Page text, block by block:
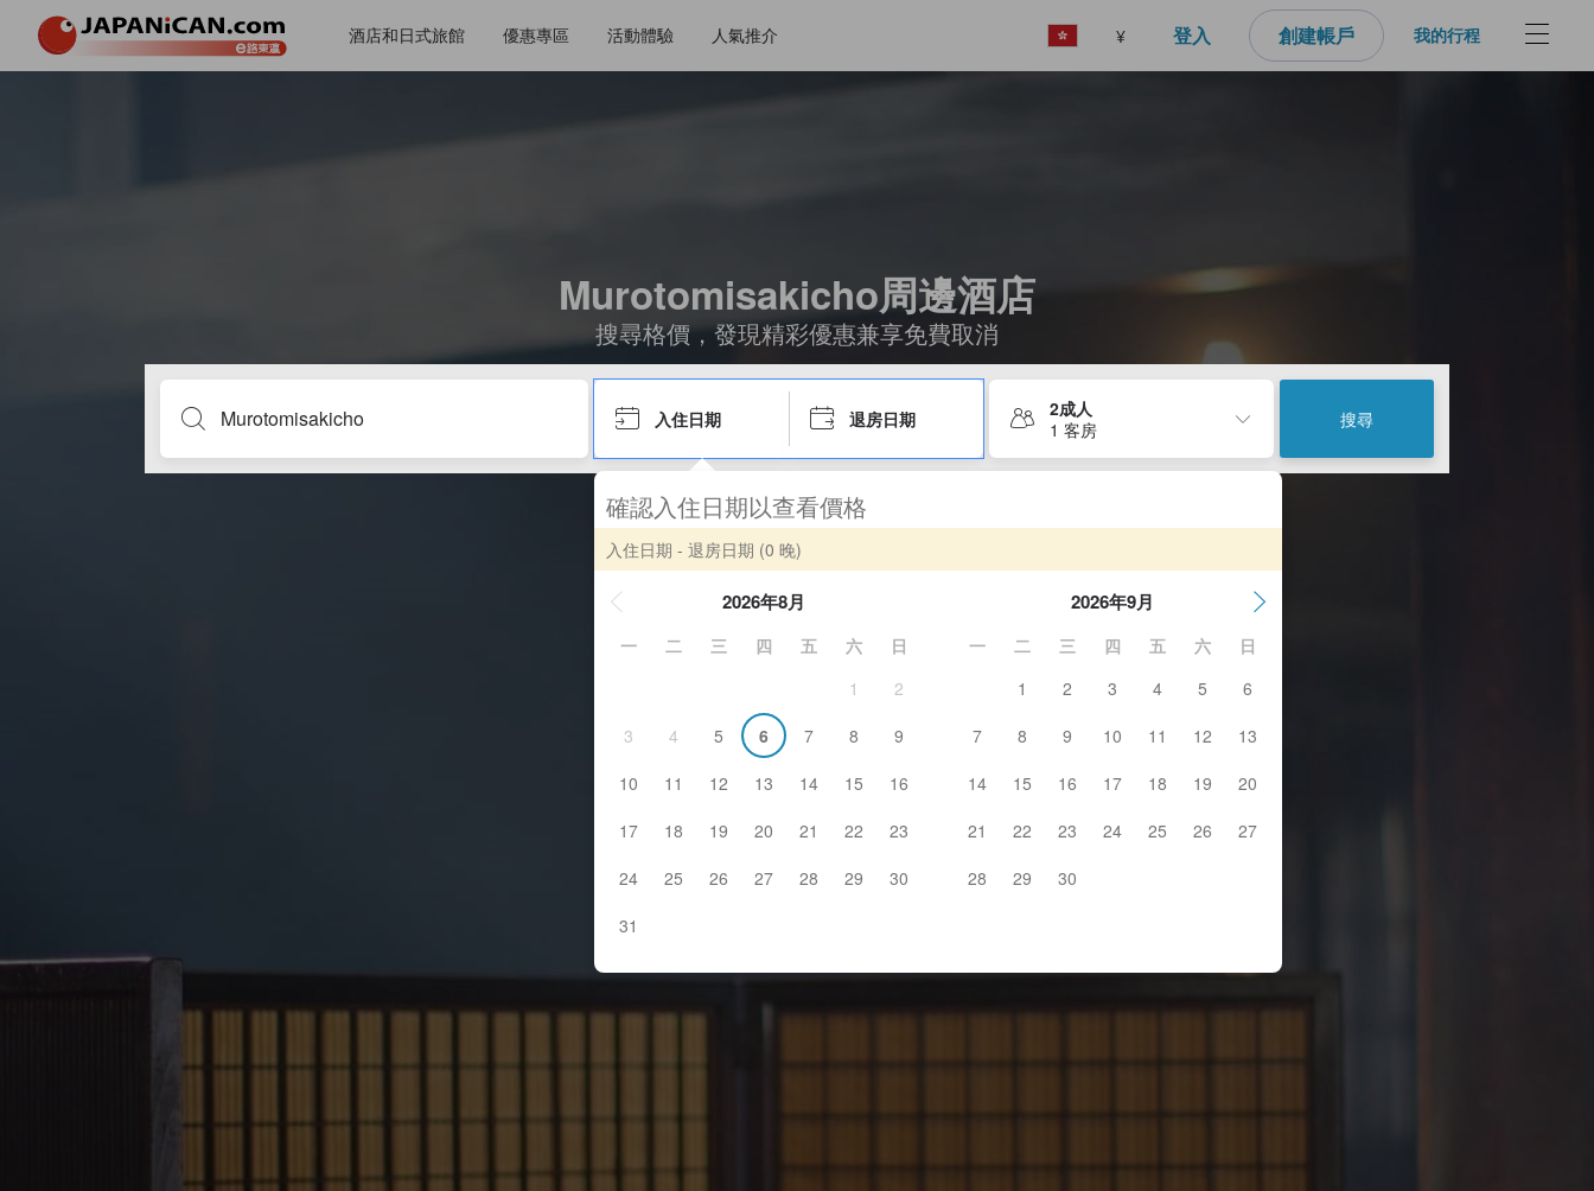
酒店和日式旅館 優惠專區 活動體驗 人氣推介 ¥ 登入 創建帳戶 我的行程
Murotomisakicho周邊酒店
搜尋格價，發現精彩優惠兼享免費取消
入住日期 退房日期
2成人
1 客房
搜尋
確認入住日期以查看價格
入住日期 - 退房日期 (0 晚)
2026年8月
一 二 三 四 五 六
日
1
2
3
4 5 6 7 8
9
10
11 12 13 14 15
16
17
18 19 20 21 22
23
24
25 26 27 28 29
30
31
2026年9月
一 二 三 四 五 六
日
1
2 3 4 5
6
7
8 9 10 11 12
13
14
15 16 17 18 19
20
21
22 23 24 25 26
27
28
29 30